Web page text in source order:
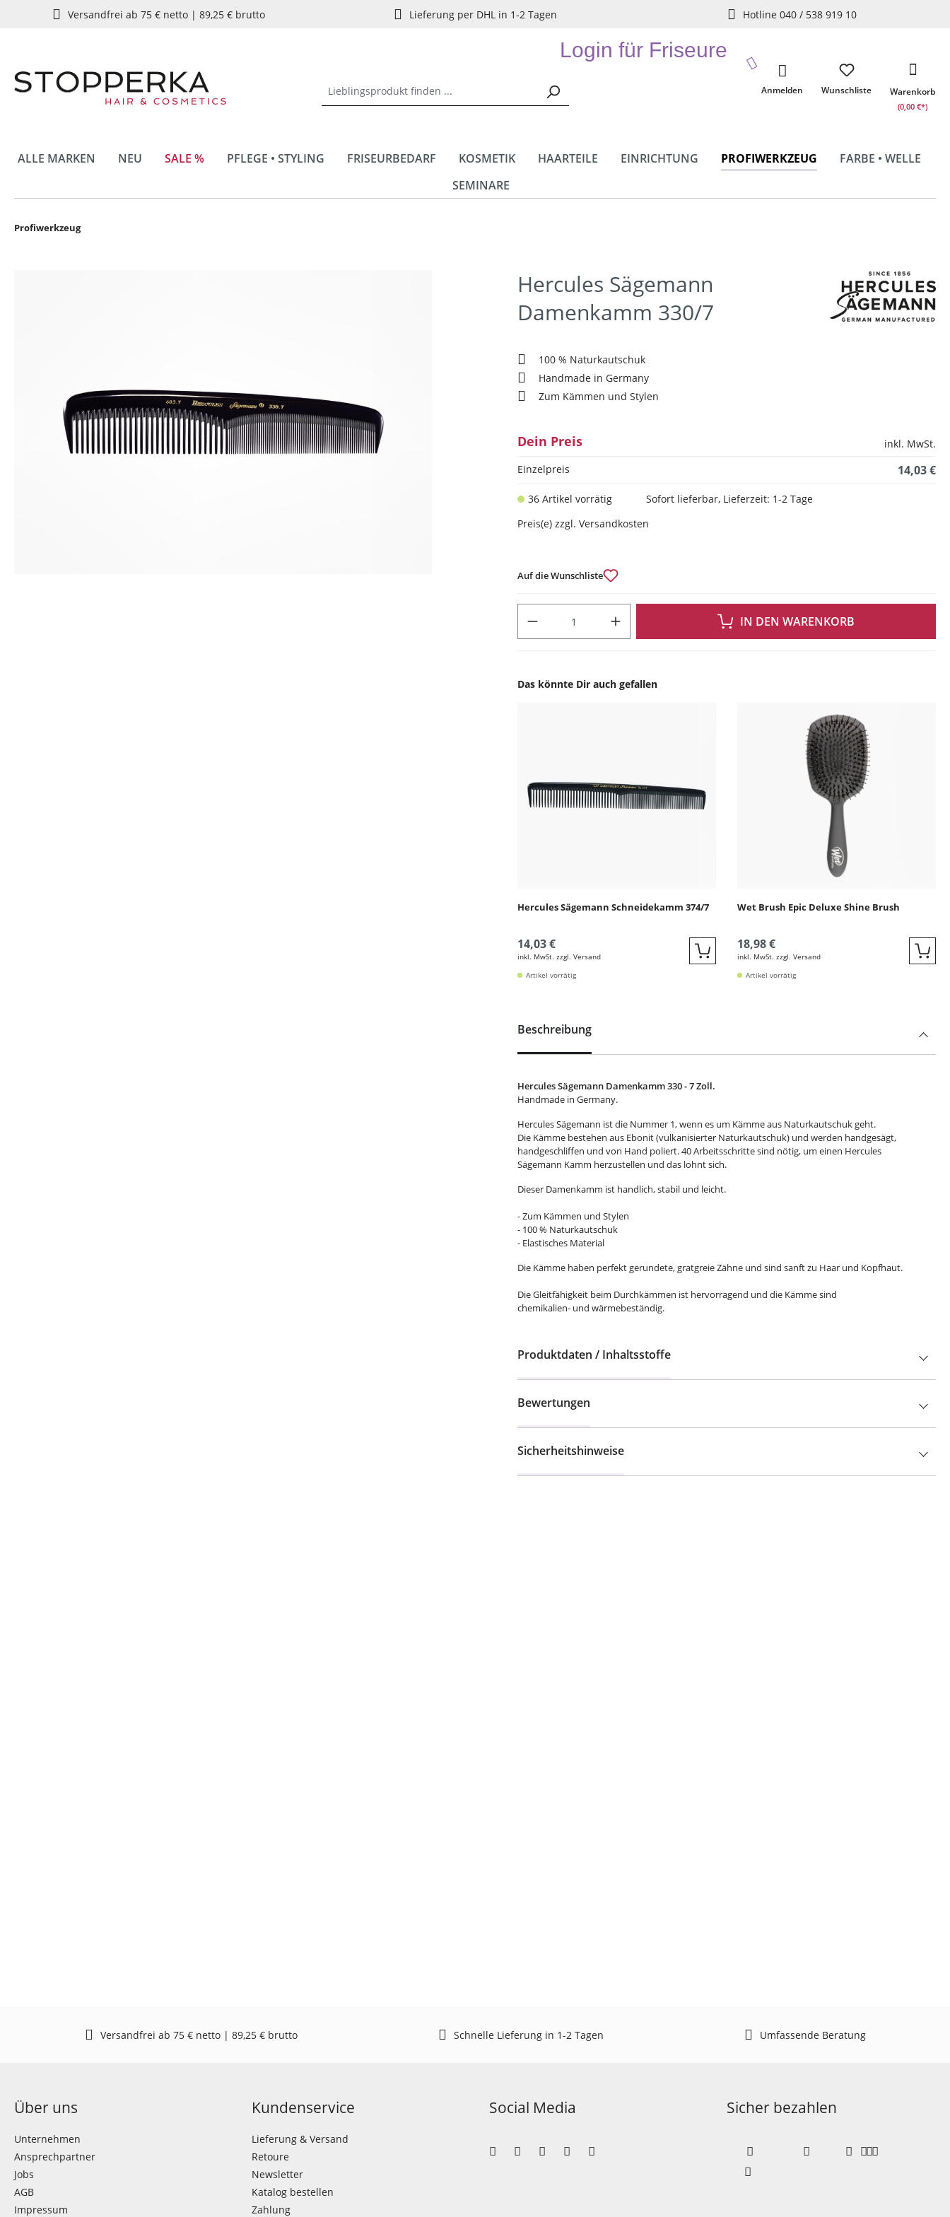
Zur Hauptnavigation springen
Versandfrei ab 75 € netto | 89,25 € brutto Lieferung per DHL in 1-2 Tagen Hotline 040 / 538 919 10
Login für Friseure
Wunschliste
Anmelden Warenkorb
(0,00 €*)
ALLE MARKEN NEU SALE % PFLEGE • STYLING FRISEURBEDARF KOSMETIK HAARTEILE EINRICHTUNG PROFIWERKZEUG
FARBE • WELLE
SEMINARE
Profiwerkzeug
Hercules Sägemann
Damenkamm 330/7
100 % Naturkautschuk
Handmade in Germany
Zum Kämmen und Stylen
Dein Preis
inkl. MwSt.
Einzelpreis
14,03 €
36 Artikel vorrätig
Sofort lieferbar, Lieferzeit: 1-2 Tage
Preis(e) zzgl. Versandkosten
Auf die Wunschliste
IN DEN WARENKORB
Das könnte Dir auch gefallen
Hercules Sägemann Schneidekamm 374/7
14,03 €
inkl. MwSt. zzgl. Versand Quickbuy
Artikel vorrätig
Wet Brush Epic Deluxe Shine Brush
18,98 €
inkl. MwSt. zzgl. Versand
Artikel vorrätig
Beschreibung
Hercules Sägemann Damenkamm 330 - 7 Zoll.
Handmade in Germany.
Hercules Sägemann ist die Nummer 1, wenn es um Kämme aus Naturkautschuk geht.
Die Kämme bestehen aus Ebonit (vulkanisierter Naturkautschuk) und werden handgesägt,
handgeschliffen und von Hand poliert. 40 Arbeitsschritte sind nötig, um einen Hercules
Sägemann Kamm herzustellen und das lohnt sich.
Dieser Damenkamm ist handlich, stabil und leicht.
- Zum Kämmen und Stylen
- 100 % Naturkautschuk
- Elastisches Material
Die Kämme haben perfekt gerundete, gratgreie Zähne und sind sanft zu Haar und Kopfhaut.
Die Gleitfähigkeit beim Durchkämmen ist hervorragend und die Kämme sind
chemikalien- und wärmebeständig.
Produktdaten / Inhaltsstoffe
Bewertungen
Sicherheitshinweise
Versandfrei ab 75 € netto | 89,25 € brutto Schnelle Lieferung in 1-2 Tagen Umfassende Beratung
Über uns
Unternehmen
Ansprechpartner
Jobs
AGB
Impressum
Kundenservice
Lieferung & Versand
Retoure
Newsletter
Katalog bestellen
Zahlung
Social Media Sicher bezahlen